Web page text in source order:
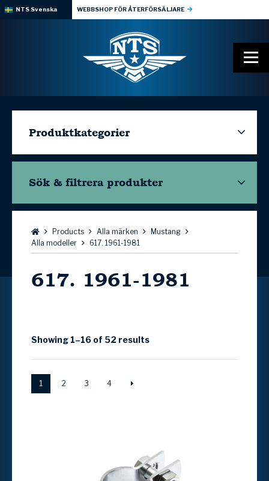
NTS Svenska WEBBSHOP FÖR ÅTERFÖRSÄLJARE
Produktkategorier
Sök & filtrera produkter
Bläddra:Products Alla märken
Mustang
Alla modeller
617. 1961-1981
617. 1961-1981
Showing 1–16 of 52 results
1 2 3 4